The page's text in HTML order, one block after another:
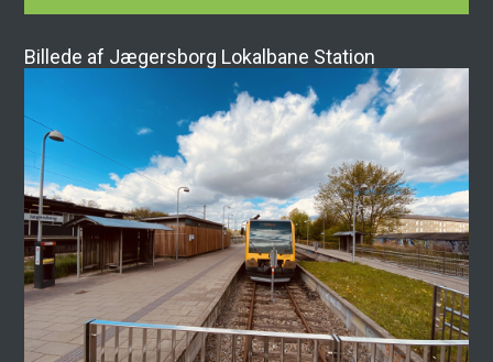
Billede af Jægersborg Lokalbane Station